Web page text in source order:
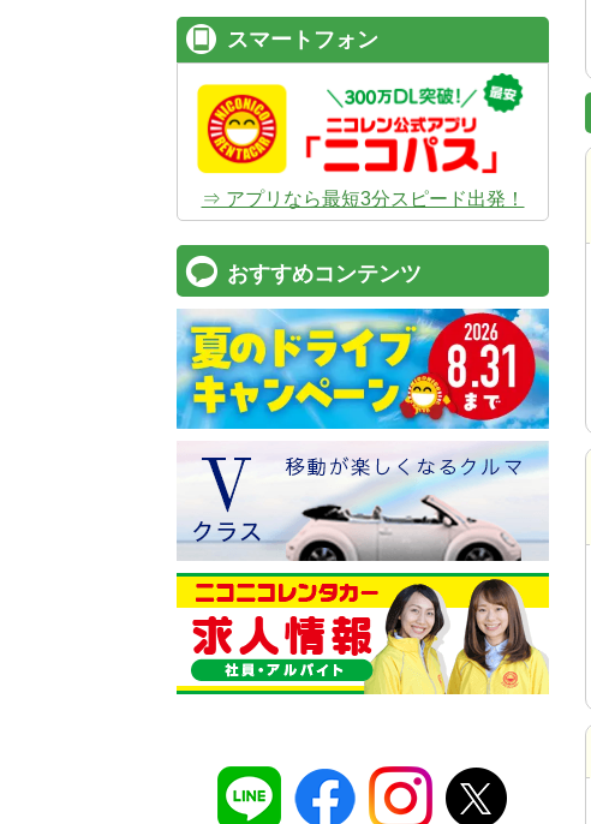
スマートフォン
⇒ アプリなら最短3分スピード出発！
おすすめコンテンツ